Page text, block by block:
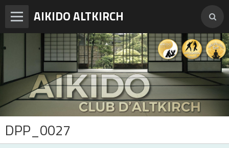
AIKIDO ALTKIRCH
Accueil
Enseignements
Photos
Vidéos
Adresses et horaires
DPP_0027